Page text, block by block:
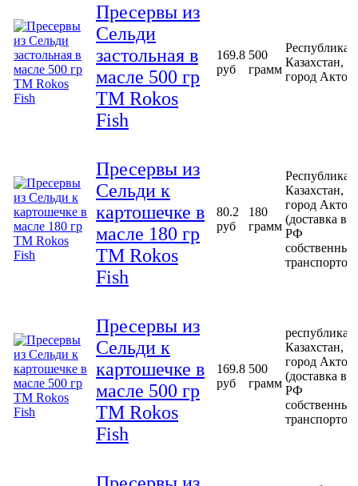
Пресервы из
Сельди
застольная в
масле 500 гр
ТМ Rokos
Fish
169.8
руб
500
грамм
Республика
Казахстан,
город
Пресервы из
Сельди к
картошечке в
масле 180 гр
ТМ Rokos
Fish
80.2
руб
180
грамм
Республика
Казахстан,
город
(доставка в
РФ
собственным
Пресервы из
Сельди к
картошечке в
масле 500 гр
ТМ Rokos
Fish
169.8
руб
500
грамм
республика
Казахстан,
город
(доставка в
РФ
собственным